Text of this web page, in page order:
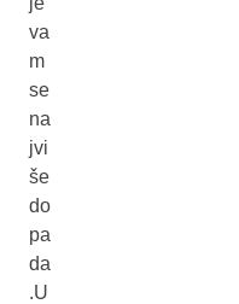
va
m
se
na
jvi
še
do
pa
da
.U